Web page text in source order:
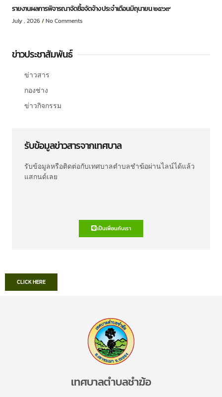
รายงานผลการพิจารณาจัดซื้อจัดจ้าง ประจำเดือนมิถุนายน ๒๕๖๙
July , 2026 No Comments
ข่าวประชาสัมพันธ์
ข่าวสาร
กองช่าง
ข่าวกิจกรรม
รับข้อมูลข่าวสารจากเทศบาล
รับข้อมูลหรือติดต่อกับเทศบาลตำบลชำฆ้อผ่านไลน์ได้แล้ว
แสกนด์เลย
เป็นเพื่อนกับเรา
CLICK HERE
เทศบาลตำบลชำฆ้อ